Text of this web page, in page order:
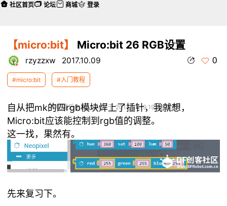
【micro:bit】 Micro:bit 26 RGB设置
rzyzzxw 2017.10.09 0
#micro:bit #入门教程
本帖最后由 rzyzzxw 于 2017-10-9 19:39 编辑
自从把mk的四rgb模块焊上了插针，我就想，
Micro:bit应该能控制到rgb值的调整。
这一找，果然有。
先来复习下。
社区首页 论坛 商城 登录